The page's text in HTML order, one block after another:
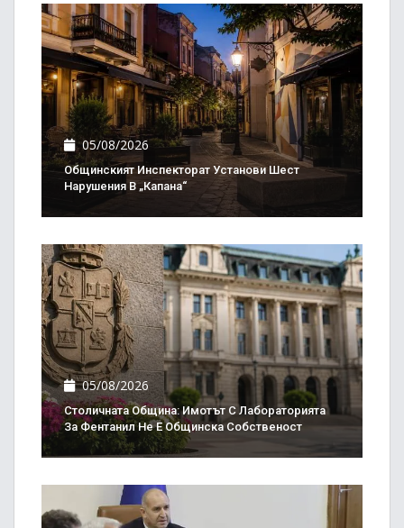
05/08/2026
Общинският Инспекторат Установи Шест
Нарушения В „Капана“
05/08/2026
Столичната Община: Имотът С Лабораторията
За Фентанил Не Е Общинска Собственост